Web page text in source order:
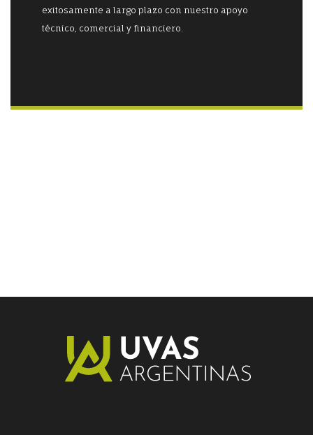
exitosamente a largo plazo con nuestro apoyo
técnico, comercial y financiero.